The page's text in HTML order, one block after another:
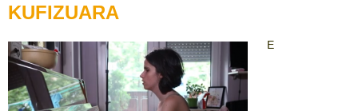
KUFIZUARA
E